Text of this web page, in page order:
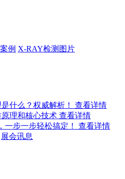
例 X-RAY检测图片
什么？权威解析！ 查看详情
理和核心技术 查看详情
一步一步轻松搞定！ 查看详情
展会讯息